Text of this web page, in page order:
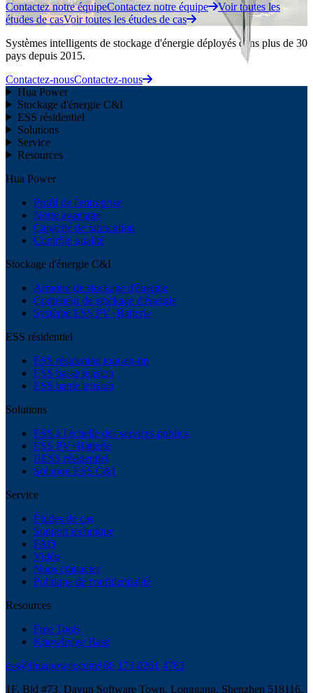
Contactez notre équipeContactez notre équipe
Voir toutes les
études de casVoir toutes les études de cas
Systèmes intelligents de stockage d'énergie déployés dans plus de 30
pays depuis 2015.
Contactez-nousContactez-nous
Hua Power
Stockage d'énergie C&I
ESS résidentiel
Solutions
Service
Resources
Hua Power
Profil de l'entreprise
Notre avantage
Capacité de fabrication
Contrôle qualité
Stockage d'énergie C&I
Armoire de stockage d'énergie
Conteneur de stockage d'énergie
Système ESS PV+Batterie
ESS résidentiel
ESS résidentiel tout-en-un
ESS basse tension
ESS haute tension
Solutions
ESS à l'échelle des services publics
ESS PV+Batterie
BESS résidentiel
Solution ESS C&I
Service
Études de cas
Support technique
FAQ
Vidéo
Nous contacter
Politique de confidentialité
Resources
Free Tools
Knowledge Base
ess@ihuapower.com+86 173 0261 4783
1F, Bld #73, Dayun Software Town, Longgang, Shenzhen 518116,